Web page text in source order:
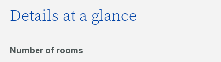
Details at a glance
Number of rooms